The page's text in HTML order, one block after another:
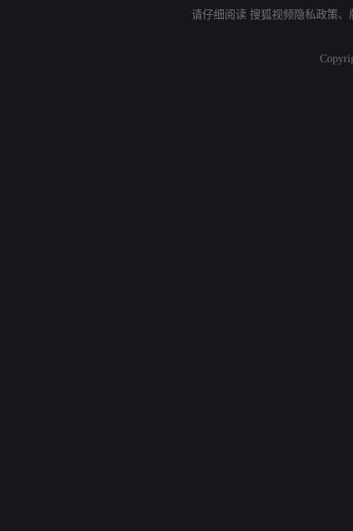
请仔细阅读 搜狐视频隐私政策、